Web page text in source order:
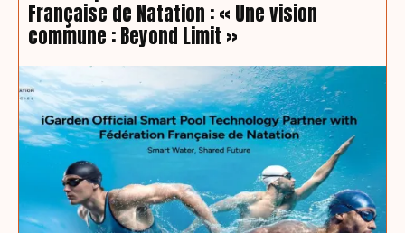
Française de Natation : « Une vision
commune : Beyond Limit »